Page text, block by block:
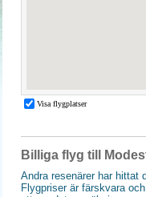
Billiga flyg till
Andra resenärer har hittat
Flygpriser är färskvara